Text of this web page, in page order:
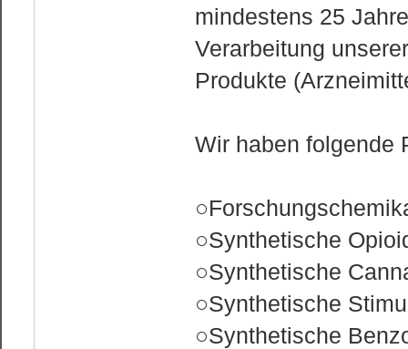
mindestens 25
Verarbeitung
Produkte
Wir haben folgende
○Synthetische
○Synthetische
○Synthetische
○Synthetische